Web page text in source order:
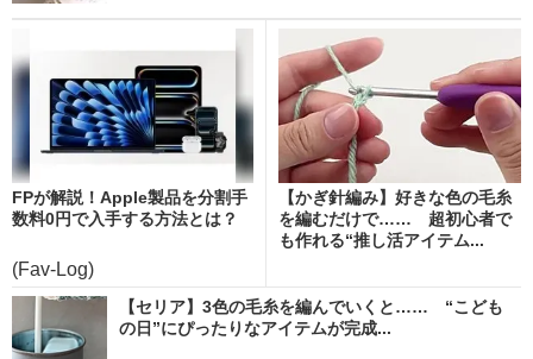
FPが解説！Apple製品を分割手
数料0円で入手する方法とは？
(Fav-Log)
【かぎ針編み】好きな色の毛糸
を編むだけで…… 超初心者で
も作れる“推し活アイテム...
【セリア】3色の毛糸を編んでいくと…… “こども
の日”にぴったりなアイテムが完成...